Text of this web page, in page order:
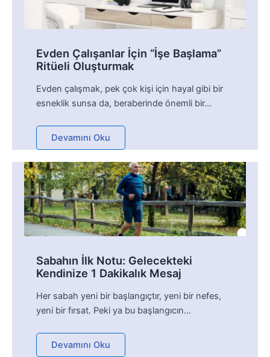
Evden Çalışanlar İçin “İşe Başlama”
Ritüeli Oluşturmak
Evden çalışmak, pek çok kişi için hayal gibi bir
esneklik sunsa da, beraberinde önemli bir…
Devamını Oku
Sabahın İlk Notu: Gelecekteki
Kendinize 1 Dakikalık Mesaj
Her sabah yeni bir başlangıçtır, yeni bir nefes,
yeni bir fırsat. Peki ya bu başlangıcın…
Devamını Oku